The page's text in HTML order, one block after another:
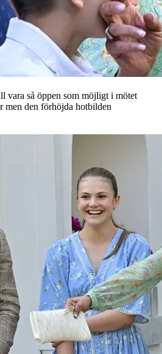
vara så öppen som möjligt i mötet
men den förhöjda hotbilden